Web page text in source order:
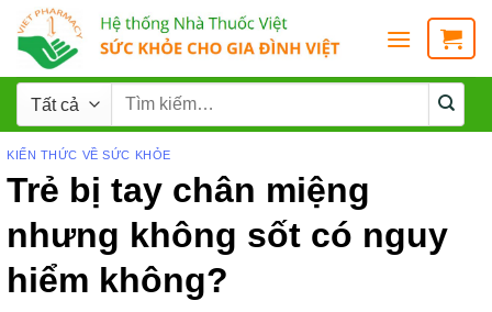
KIẾN THỨC VỀ SỨC KHỎE
Trẻ bị tay chân miệng
nhưng không sốt có nguy
hiểm không?